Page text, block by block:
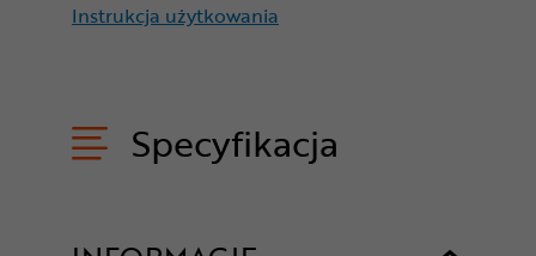
Instrukcja użytkowania
Specyfikacja